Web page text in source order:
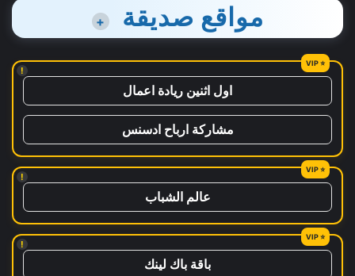
مواقع صديقة +
!
اول اثنين ريادة اعمال
مشاركة ارباح ادسنس
!
عالم الشباب
!
باقة باك لينك